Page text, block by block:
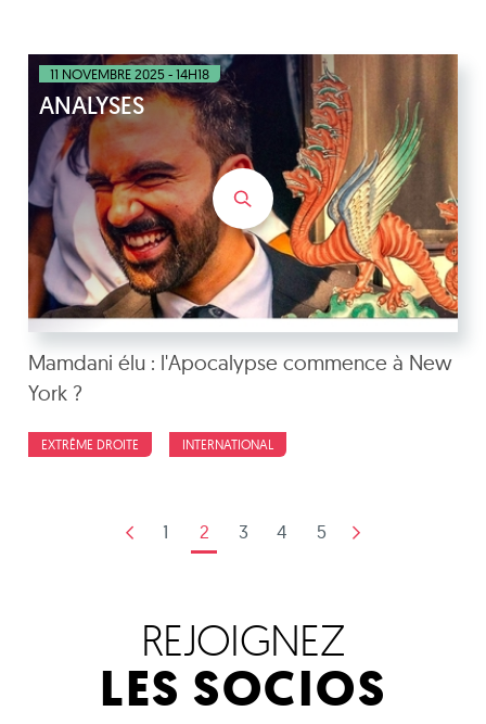
11 NOVEMBRE 2025 - 14H18
ANALYSES
Mamdani élu : l'Apocalypse commence à New
York ?
EXTRÊME DROITE INTERNATIONAL
1 2 3 4 5
REJOIGNEZ
LES SOCIOS